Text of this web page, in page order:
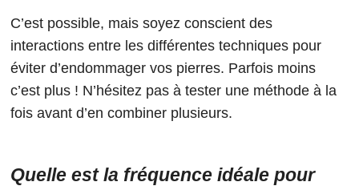
C’est possible, mais soyez conscient des
interactions entre les différentes techniques pour
éviter d’endommager vos pierres. Parfois moins
c’est plus ! N’hésitez pas à tester une méthode à la
fois avant d’en combiner plusieurs.
Quelle est la fréquence idéale pour